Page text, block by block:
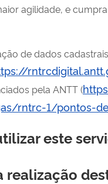
agilidade, e
de dados
pela ANTT (
rntrc-1/pontos-
este
realização